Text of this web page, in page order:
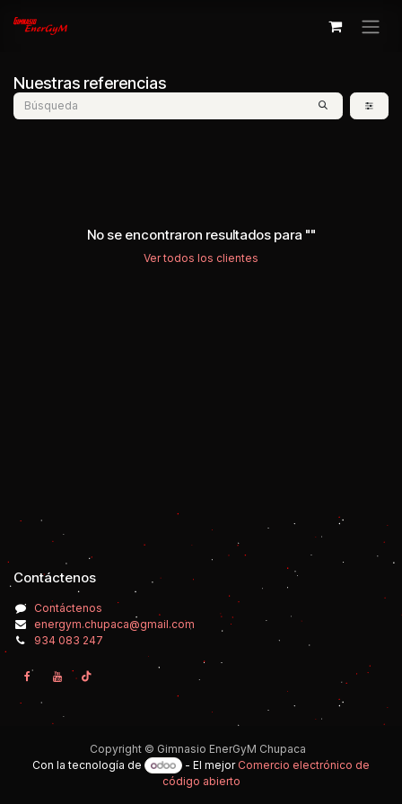
Nuestras referencias
No se encontraron resultados para ""
Ver todos los clientes
Contáctenos
Contáctenos
energym.chupaca@gmail.com
934 083 247
Copyright © Gimnasio EnerGyM Chupaca
Con la tecnología de
- El mejorComercio electrónico de
código abierto